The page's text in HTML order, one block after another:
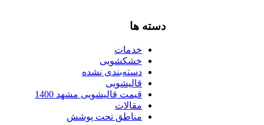
دسته ها
خدمات
خشکشویی
دسته‌بندی نشده
قالیشویی
قیمت قالیشویی مشهد 1400
مقالات
مناطق تحت پوشش